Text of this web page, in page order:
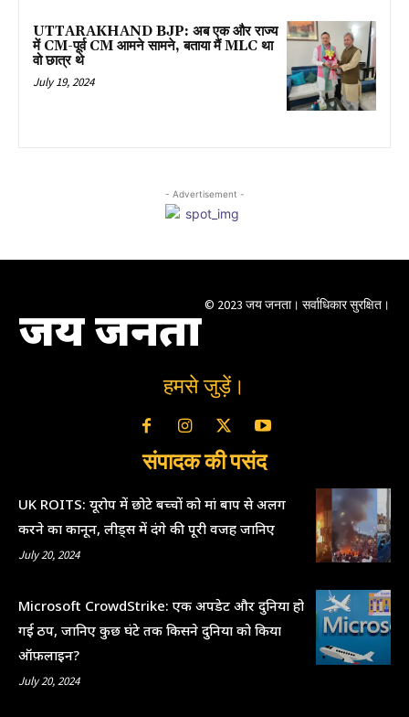
UTTARAKHAND BJP: अब एक और राज्य
में CM-पूर्व CM आमने सामने, बताया मैं MLC था
वो छात्र थे
July 19, 2024
- Advertisement -
जय जनता © 2023 जय जनता। सर्वाधिकार सुरक्षित।
हमसे जुड़ें।
संपादक की पसंद
UK ROITS: यूरोप में छोटे बच्चों को मां बाप से अलग
करने का कानून, लीड्स में दंगे की पूरी वजह जानिए
July 20, 2024
Microsoft CrowdStrike: एक अपडेट और दुनिया हो
गई ठप, जानिए कुछ घंटे तक किसने दुनिया को किया
ऑफ़लाइन?
July 20, 2024